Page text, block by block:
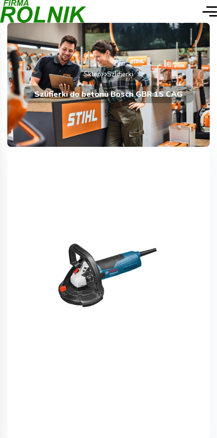
Sklep Szlifierki
Szlifierki do betonu Bosch GBR 15 CAG